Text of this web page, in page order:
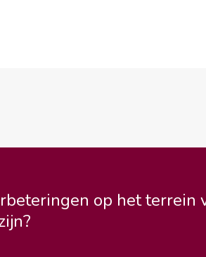
op het terrein